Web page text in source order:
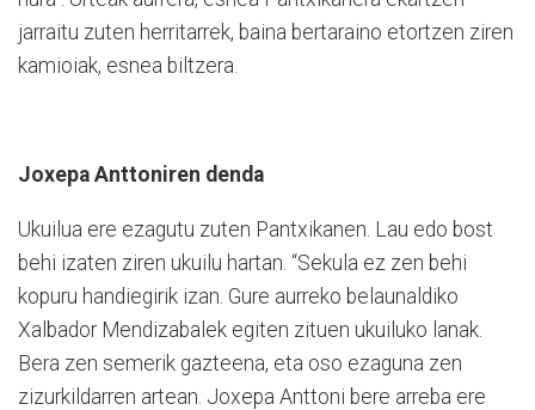
jarraitu zuten herritarrek, baina bertaraino etortzen ziren
kamioiak, esnea biltzera.
Joxepa Anttoniren denda
Ukuilua ere ezagutu zuten Pantxikanen. Lau edo bost
behi izaten ziren ukuilu hartan. “Sekula ez zen behi
kopuru handiegirik izan. Gure aurreko belaunaldiko
Xalbador Mendizabalek egiten zituen ukuiluko lanak.
Bera zen semerik gazteena, eta oso ezaguna zen
zizurkildarren artean. Joxepa Anttoni bere arreba ere